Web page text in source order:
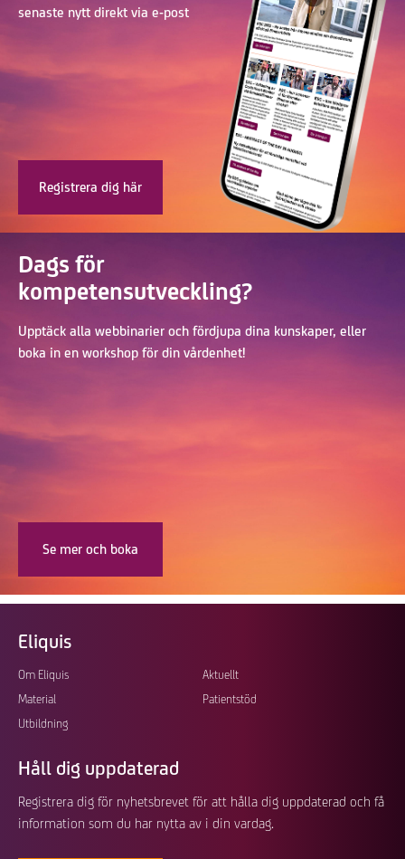
senaste nytt direkt via e-post
Registrera dig här
Dags för
kompetensutveckling?
Upptäck alla webbinarier och fördjupa dina kunskaper, eller
boka in en workshop för din vårdenhet!
Se mer och boka
Eliquis
Footer
Om Eliquis
Aktuellt
Material
Patientstöd
Utbildning
Håll dig uppdaterad
Registrera dig för nyhetsbrevet för att hålla dig uppdaterad och få
information som du har nytta av i din vardag.